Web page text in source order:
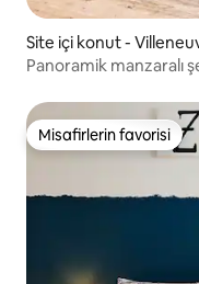
Site içi konut -
Panoramik manzaralı
Misafirlerin favorisi
Misafirlerin favorisi